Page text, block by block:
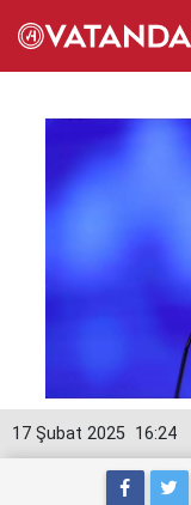
16:24
17 Şubat 2025